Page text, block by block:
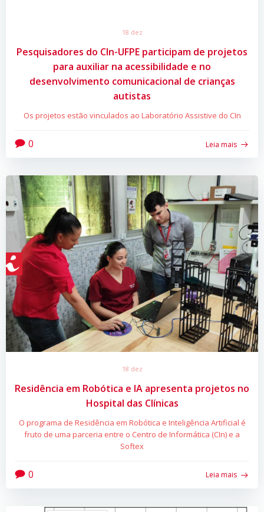
18 dez
Pesquisadores do CIn-UFPE participam de projetos
para auxiliar na acessibilidade e no
desenvolvimento comunicacional de crianças
autistas
Os projetos estão vinculados ao Laboratório Assistive do CIn
0 Leia mais
18 dez
Residência em Robótica e IA apresenta projetos no
Hospital das Clínicas
O programa de Residência em Robótica e Inteligência Artificial é
fruto de uma parceria entre o Centro de Informática (CIn) e a
Softex
0 Leia mais